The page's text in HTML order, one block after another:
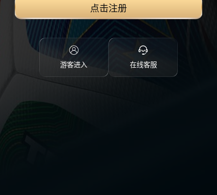
点击注册
游客进入 在线客服